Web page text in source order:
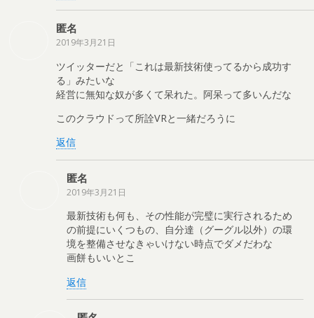
匿名
2019年3月21日
ツイッターだと「これは最新技術使ってるから成功す
る」みたいな
経営に無知な奴が多くて呆れた。阿呆って多いんだな
このクラウドって所詮VRと一緒だろうに
返信
匿名
2019年3月21日
最新技術も何も、その性能が完璧に実行されるため
の前提にいくつもの、自分達（グーグル以外）の環
境を整備させなきゃいけない時点でダメだわな
画餅もいいとこ
返信